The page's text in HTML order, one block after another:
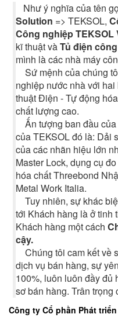
Như ý nghĩa của tên
Solution => TEKSOL,
Công nghiệp TEKSOL
kĩ thuật vàTủ điện
mình là các nhà máy
Sứ mệnh của chúng
nghiệp nước nhà với
thuật Điện - Tự động
chất lượng cao.
Ấn tượng ban đầu
của TEKSOL đó là: Dải
của các nhãn hiệu lớn
Master Lock, dụng cụ
hóa chất Threebond
Metal Work Italia.
Tuy nhiên, sự khác
tới Khách hàng là ở tinh
Khách hàng một cách
cậy.
Chúng tôi cam kết về
dịch vụ bán hàng, sự
100%, luôn luôn đầy đủ
sơ bán hàng. Trân trọng
Công ty Cổ phần Phát